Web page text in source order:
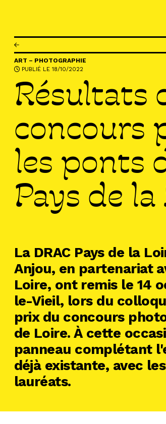
ART – PHOTOGRAPHIE
PUBLIÉ LE 18/10/2022
Résultats
concours
les ponts
Pays de
La DRAC Pays de la
Anjou, en partenariat
Loire, ont remis le 14
le-Vieil, lors du
prix du concours
de Loire. À cette
panneau complétant
déjà existante, avec
lauréats.
EXPLORER
ARPENTER
HABITER
ACTUALITÉS
RESSOURCES
ICONOTHÈQUE
LA MISSION VAL DE LOIRE